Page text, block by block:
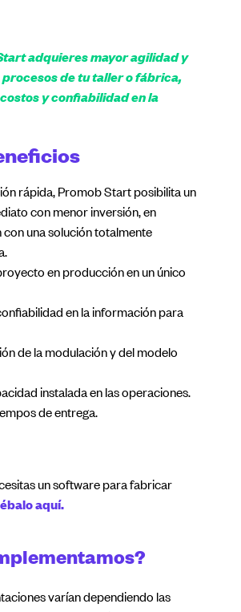
adquieres mayor agilidad y
de tu taller o fábrica,
y confiabilidad en la
rápida, Promob Start posibilita un
con menor inversión, en
una solución totalmente
en producción en un único
en la información para
de la modulación y del modelo
instalada en las operaciones.
de entrega.
un software para fabricar
aquí.
varían dependiendo las